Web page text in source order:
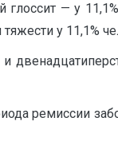
глоссит — у
тяжести у 11,1%
ремиссии